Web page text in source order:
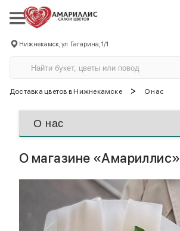
Нижнекамск, ул. Гагарина, 1/1
Доставка цветов в Нижнекамске > О нас
О магазине «Амариллис»